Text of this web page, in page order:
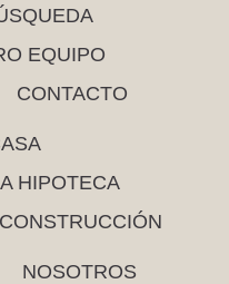
EQUIPO
CONTACTO
HIPOTECA
NOSOTROS